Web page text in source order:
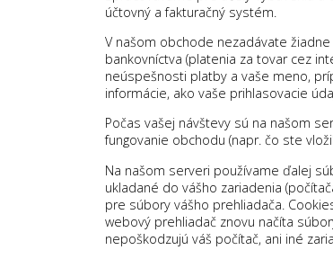
účtovný a fakturačný systém.
V našom obchode nezadávate
bankovníctva (platenia za tovar cez
neúspešnosti platby a vaše meno,
informácie, ako vaše prihlasovacie
Počas vašej návštevy sú na našom
fungovanie obchodu (napr. čo ste
Na našom serveri používame ďalej
ukladané do vášho zariadenia
pre súbory vášho prehliadača.
webový prehliadač znovu načíta
nepoškodzujú váš počítač, ani iné